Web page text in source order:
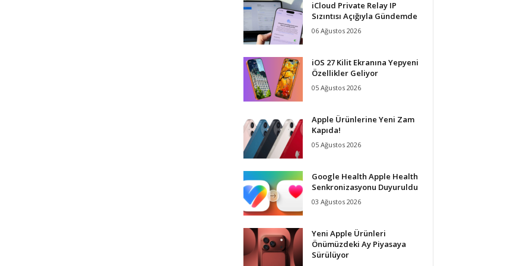
iCloud Private Relay IP
Sızıntısı Açığıyla Gündemde
06 Ağustos 2026
iOS 27 Kilit Ekranına Yepyeni
Özellikler Geliyor
05 Ağustos 2026
Apple Ürünlerine Yeni Zam
Kapıda!
05 Ağustos 2026
Google Health Apple Health
Senkronizasyonu Duyuruldu
03 Ağustos 2026
Yeni Apple Ürünleri
Önümüzdeki Ay Piyasaya
Sürülüyor